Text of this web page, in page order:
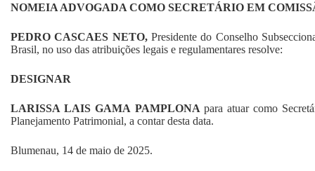
NOMEIA ADVOGADA COMO SECRETÁRIO EM
PEDRO CASCAES NETO,Presidente do Conselho
Brasil, no uso das atribuições legais e regulamentares resolve:
DESIGNAR
LARISSA LAIS GAMA PAMPLONA para atuar como
Planejamento Patrimonial, a contar desta data.
Blumenau, 14 de maio de 2025.